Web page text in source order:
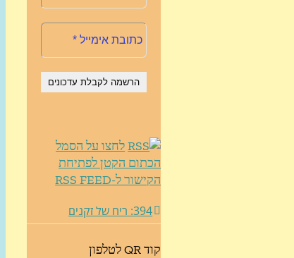
לחצו על הסמל
הכתום הקטן לפתיחת
הקישור ל-RSS FEED
394: ריח של זקנים
קוד QR לטלפון